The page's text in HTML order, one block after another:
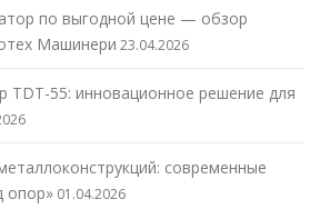
по выгодной цене — обзор
Машинери 23.04.2026
TDT-55: инновационное решение для
современные
опор» 01.04.2026